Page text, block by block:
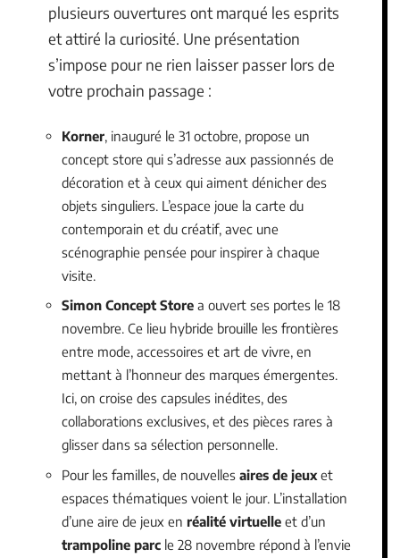
plusieurs ouvertures ont marqué les esprits
et attiré la curiosité. Une présentation
s’impose pour ne rien laisser passer lors de
votre prochain passage :
Korner , inauguré le 31 octobre, propose un
concept store qui s’adresse aux passionnés de
décoration et à ceux qui aiment dénicher des
objets singuliers. L’espace joue la carte du
contemporain et du créatif, avec une
scénographie pensée pour inspirer à chaque
visite.
Simon Concept Store a ouvert ses portes le 18
novembre. Ce lieu hybride brouille les frontières
entre mode, accessoires et art de vivre, en
mettant à l’honneur des marques émergentes.
Ici, on croise des capsules inédites, des
collaborations exclusives, et des pièces rares à
glisser dans sa sélection personnelle.
Pour les familles, de nouvelles aires de jeux et
espaces thématiques voient le jour. L’installation
d’une aire de jeux en réalité virtuelle et d’un
trampoline parc le 28 novembre répond à l’envie